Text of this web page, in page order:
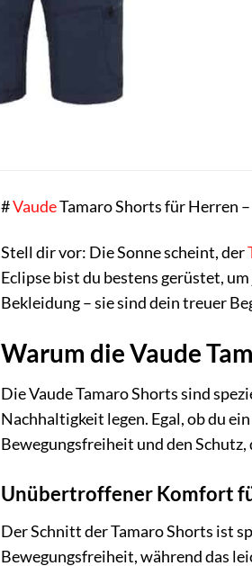
#VaudeTamaro Shorts für Herren
Stell dir vor: Die Sonne scheint, der
Eclipse bist du bestens gerüstet,
Bekleidung – sie sind dein treuer
Warum die Vaude
Die Vaude Tamaro Shorts sind
Nachhaltigkeit legen. Egal, ob du
Bewegungsfreiheit und den
Unübertroffener Komfort
Der Schnitt der Tamaro Shorts ist
Bewegungsfreiheit, während das